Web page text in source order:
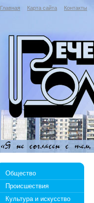
Главная Карта сайта Контакты
Общество
Происшествия
Культура и искусство